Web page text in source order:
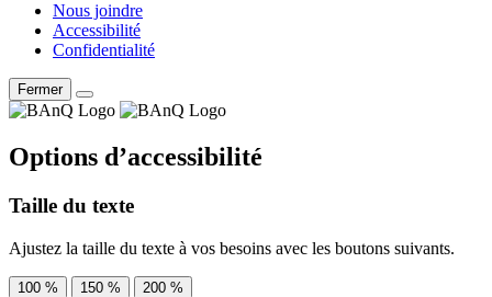
Nous joindre
Accessibilité
Confidentialité
Fermer
Options d’accessibilité
Taille du texte
Ajustez la taille du texte à vos besoins avec les boutons suivants.
100 % 150 % 200 %